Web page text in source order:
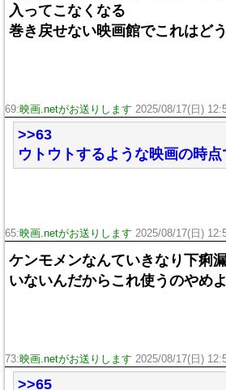
入ってこなくなる
巻き戻せない映画館でこれはど
69:映画.netがお送りします 2025/08/17(日)
>>63
ウトウトするような映画の時
65:映画.netがお送りします 2025/08/17(日)
ケンモメンなんていきなり下痢
いないんだからこれ使うのやめ
73:映画.netがお送りします 2025/08/17(日)
>>65